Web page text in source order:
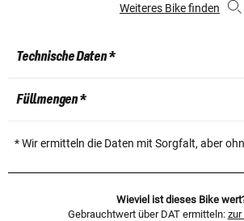
Weiteres Bike finden
Technische Daten *
Füllmengen *
* Wir ermitteln die Daten mit Sorgfalt, aber
Wieviel ist dieses Bike
Gebrauchtwert über DAT ermitteln: zur